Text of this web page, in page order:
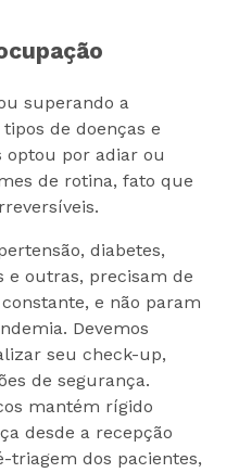
superando a
de doenças e
optou por adiar ou
de rotina, fato que
diabetes,
e outras, precisam de
e não param
Devemos
seu check-up,
de segurança.
mantém rígido
desde a recepção
triagem dos pacientes,